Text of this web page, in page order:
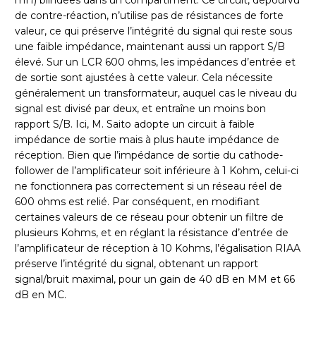
de contre-réaction, n’utilise pas de résistances de forte
valeur, ce qui préserve l’intégrité du signal qui reste sous
une faible impédance, maintenant aussi un rapport S/B
élevé. Sur un LCR 600 ohms, les impédances d’entrée et
de sortie sont ajustées à cette valeur. Cela nécessite
généralement un transformateur, auquel cas le niveau du
signal est divisé par deux, et entraîne un moins bon
rapport S/B. Ici, M. Saito adopte un circuit à faible
impédance de sortie mais à plus haute impédance de
réception. Bien que l’impédance de sortie du cathode-
follower de l’amplificateur soit inférieure à 1 Kohm, celui-ci
ne fonctionnera pas correctement si un réseau réel de
600 ohms est relié. Par conséquent, en modifiant
certaines valeurs de ce réseau pour obtenir un filtre de
plusieurs Kohms, et en réglant la résistance d’entrée de
l’amplificateur de réception à 10 Kohms, l’égalisation RIAA
préserve l’intégrité du signal, obtenant un rapport
signal/bruit maximal, pour un gain de 40 dB en MM et 66
dB en MC.